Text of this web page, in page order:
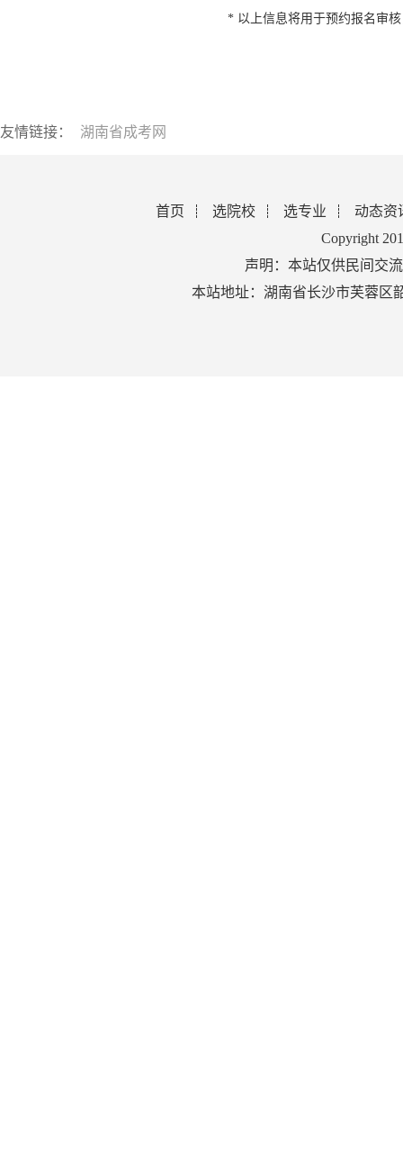
* 以上信息将用于预约报名审
友情链接： 湖南省成考网
首页 选院校 选专业
动态资
Copyright
声明：本站仅供民间交
本站地址：湖南省长沙市芙蓉区